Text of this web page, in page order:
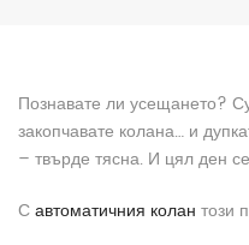
Познавате ли усещането?
закопчавате колана… и
– твърде тясна. И цял ден
Савтоматичния колан този